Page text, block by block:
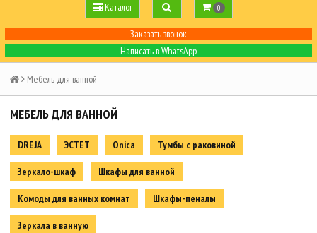
Каталог 0
Заказать звонок
Написать в WhatsApp
Мебель для ванной
МЕБЕЛЬ ДЛЯ ВАННОЙ
DREJA ЭСТЕТ Onica Тумбы с раковиной
Зеркало-шкаф Шкафы для ванной
Комоды для ванных комнат Шкафы-пеналы
Зеркала в ванную